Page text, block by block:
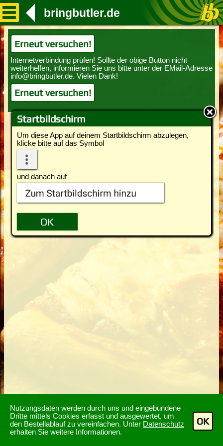
Nutzungsdaten werden durch uns und eingebundene
Dritte mittels Cookies erfasst und ausgewertet, um
den Bestellablauf zu vereinfachen. Unter Datenschutz
erhalten Sie weitere Informationen.
OK
Startbildschirm
Um diese App auf deinem Startbildschirm abzulegen,
klicke bitte auf das Symbol
und danach auf
bringbutler.de
Erneut versuchen!
Erneut versuchen!